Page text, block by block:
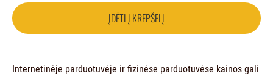
ĮDĖTI Į KREPŠELĮ
Internetinėje parduotuvėje ir fizinėse parduotuvėse kainos gali